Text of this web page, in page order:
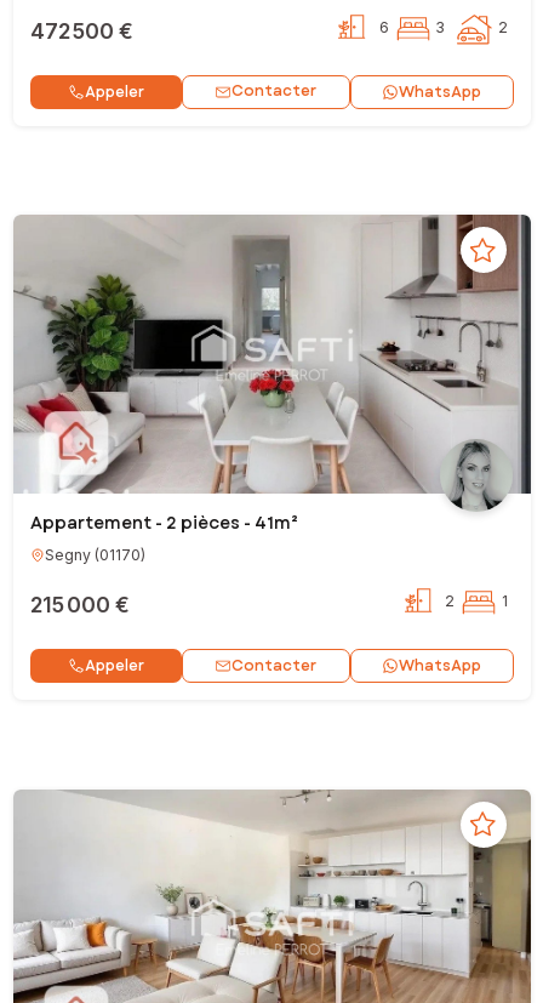
472 500 € 6 3 2
Appeler Contacter WhatsApp
Appartement - 2 pièces - 41m²
Segny(01170)
215 000 € 2 1
Appeler Contacter WhatsApp